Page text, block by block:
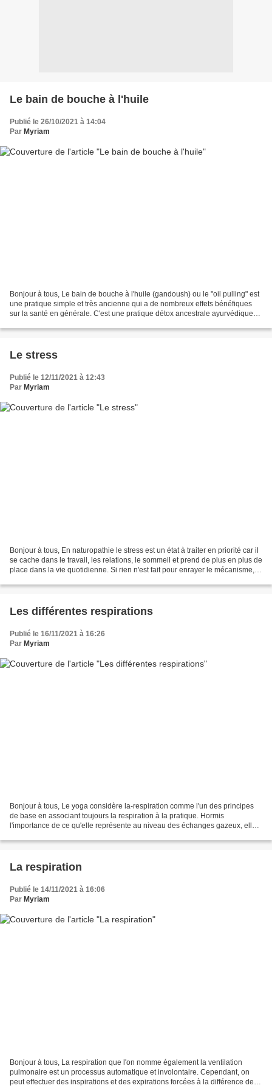
Le bain de bouche à l'huile
Publié le 26/10/2021 à 14:04
Par Myriam
Bonjour à tous, Le bain de bouche à l'huile (gandoush) ou le "oil pulling" est
une pratique simple et très ancienne qui a de nombreux effets bénéfiques
sur la santé en générale. C'est une pratique détox ancestrale ayurvédique
Le stress
Publié le 12/11/2021 à 12:43
Par Myriam
Bonjour à tous, En naturopathie le stress est un état à traiter en priorité car il
se cache dans le travail, les relations, le sommeil et prend de plus en plus de
place dans la vie quotidienne. Si rien n'est fait pour enrayer le mécanisme, il
Les différentes respirations
Publié le 16/11/2021 à 16:26
Par Myriam
Bonjour à tous, Le yoga considère la-respiration comme l'un des principes
de base en associant toujours la respiration à la pratique. Hormis
l'importance de ce qu'elle représente au niveau des échanges gazeux, elle
La respiration
Publié le 14/11/2021 à 16:06
Par Myriam
Bonjour à tous, La respiration que l'on nomme également la ventilation
pulmonaire est un processus automatique et involontaire. Cependant, on
peut effectuer des inspirations et des expirations forcées à la différence des